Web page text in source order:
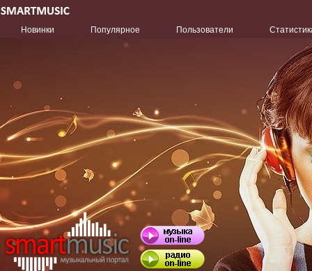
Новинки Популярное Пользователи